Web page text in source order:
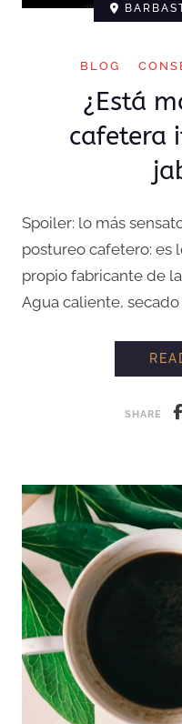
BLOG
¿Está
cafetera
Spoiler: lo más
postureo cafetero: es
propio fabricante de
Agua caliente,
SHARE